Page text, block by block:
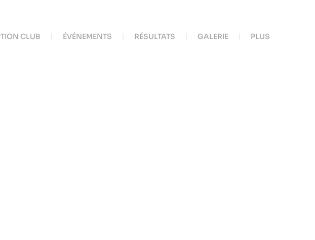
CLUB ÉVÉNEMENTS RÉSULTATS GALERIE PLUS